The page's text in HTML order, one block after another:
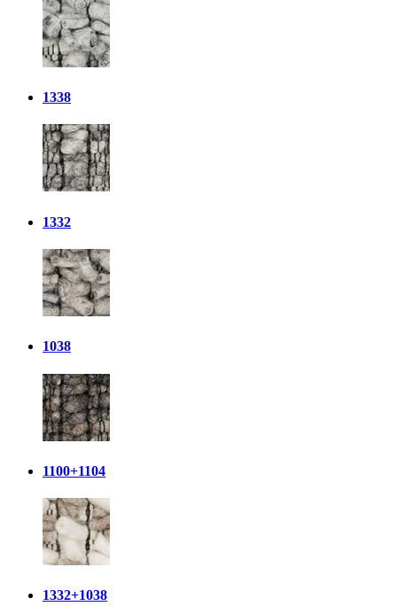
1338
1332
1038
1100+1104
1332+1038